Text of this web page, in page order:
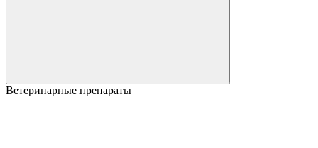
Ветеринарные препараты